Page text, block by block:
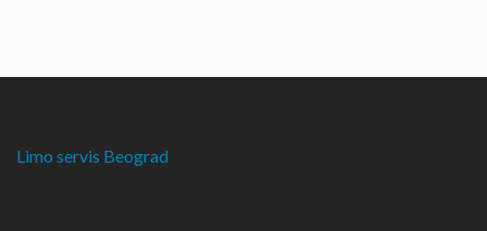
Limo servis Beograd